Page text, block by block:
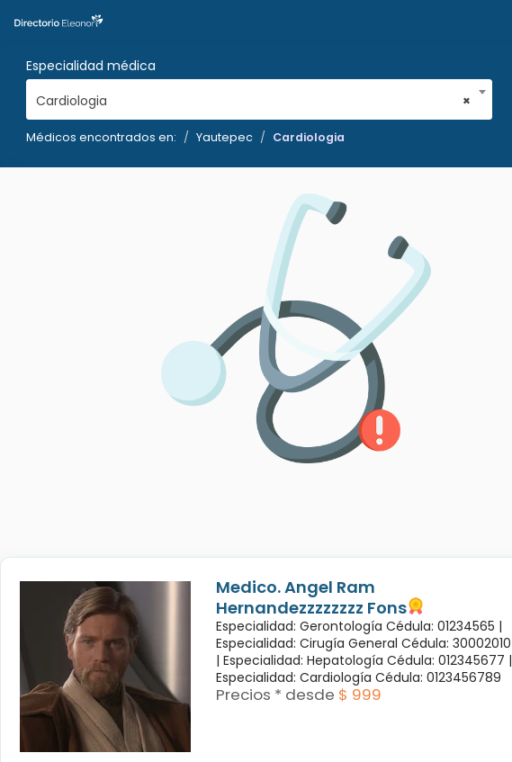
Especialidad médica
×
Cardiologia
Médicos encontrados en: Yautepec Cardiologia
Medico. Angel Ram
Hernandezzzzzzzz Fons
Especialidad: Gerontología Cédula: 01234565 |
Especialidad: Cirugía General Cédula: 30002010
| Especialidad: Hepatología Cédula: 012345677 |
Especialidad: Cardiología Cédula: 0123456789
Precios * desde $ 999